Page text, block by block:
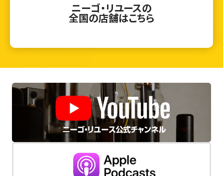
ニーゴ・リユースの
全国の店舗はこちら